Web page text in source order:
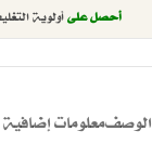
أحصل علىأولوية
الوصفمعلومات إضافية